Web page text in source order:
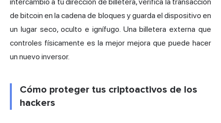
de bitcoin en la cadena de bloques y guarda el dispositivo en
un lugar seco, oculto e ignífugo. Una billetera externa que
controles físicamente es la mejor mejora que puede hacer
un nuevo inversor.
Cómo proteger tus criptoactivos de los
hackers